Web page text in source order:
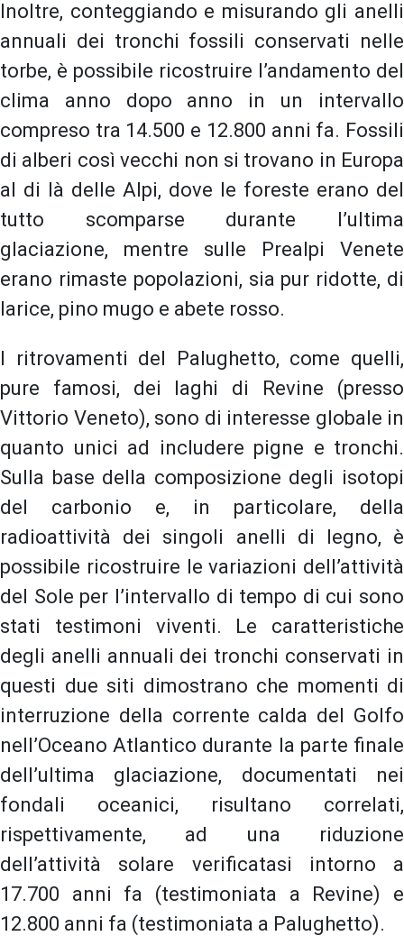
Inoltre, conteggiando e misurando gli anelli
annuali dei tronchi fossili conservati nelle
torbe, è possibile ricostruire l’andamento del
clima anno dopo anno in un intervallo
compreso tra 14.500 e 12.800 anni fa. Fossili
di alberi così vecchi non si trovano in Europa
al di là delle Alpi, dove le foreste erano del
tutto scomparse durante l’ultima
glaciazione, mentre sulle Prealpi Venete
erano rimaste popolazioni, sia pur ridotte, di
larice, pino mugo e abete rosso.
I ritrovamenti del Palughetto, come quelli,
pure famosi, dei laghi di Revine (presso
Vittorio Veneto), sono di interesse globale in
quanto unici ad includere pigne e tronchi.
Sulla base della composizione degli isotopi
del carbonio e, in particolare, della
radioattività dei singoli anelli di legno, è
possibile ricostruire le variazioni dell’attività
del Sole per l’intervallo di tempo di cui sono
stati testimoni viventi. Le caratteristiche
degli anelli annuali dei tronchi conservati in
questi due siti dimostrano che momenti di
interruzione della corrente calda del Golfo
nell’Oceano Atlantico durante la parte finale
dell’ultima glaciazione, documentati nei
fondali oceanici, risultano correlati,
rispettivamente, ad una riduzione
dell’attività solare verificatasi intorno a
17.700 anni fa (testimoniata a Revine) e
12.800 anni fa (testimoniata a Palughetto).